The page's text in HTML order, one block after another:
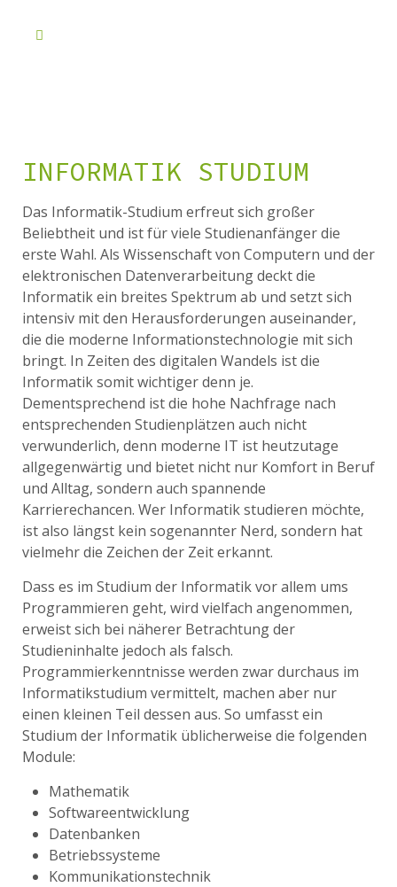
INFORMATIK STUDIUM
Das Informatik-Studium erfreut sich großer
Beliebtheit und ist für viele Studienanfänger die
erste Wahl. Als Wissenschaft von Computern und der
elektronischen Datenverarbeitung deckt die
Informatik ein breites Spektrum ab und setzt sich
intensiv mit den Herausforderungen auseinander,
die die moderne Informationstechnologie mit sich
bringt. In Zeiten des digitalen Wandels ist die
Informatik somit wichtiger denn je.
Dementsprechend ist die hohe Nachfrage nach
entsprechenden Studienplätzen auch nicht
verwunderlich, denn moderne IT ist heutzutage
allgegenwärtig und bietet nicht nur Komfort in Beruf
und Alltag, sondern auch spannende
Karrierechancen. Wer Informatik studieren möchte,
ist also längst kein sogenannter Nerd, sondern hat
vielmehr die Zeichen der Zeit erkannt.
Dass es im Studium der Informatik vor allem ums
Programmieren geht, wird vielfach angenommen,
erweist sich bei näherer Betrachtung der
Studieninhalte jedoch als falsch.
Programmierkenntnisse werden zwar durchaus im
Informatikstudium vermittelt, machen aber nur
einen kleinen Teil dessen aus. So umfasst ein
Studium der Informatik üblicherweise die folgenden
Module:
Mathematik
Softwareentwicklung
Datenbanken
Betriebssysteme
Kommunikationstechnik